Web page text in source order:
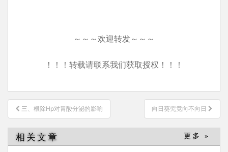
～～～欢迎转发～～～
！！！转载请联系我们获取授权！！！
文
章
导
航
三、根除Hp对胃酸分泌的影响 向日葵究竟向不向日
相关文章 更多 »